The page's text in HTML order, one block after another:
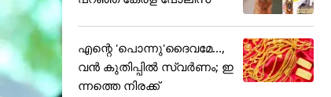
എന്റെ 'പൊന്നു'ദൈവമേ...,
വൻ കുതിപ്പിൽ സ്വർണം; ഇ
ന്നത്തെ നിരക്ക്